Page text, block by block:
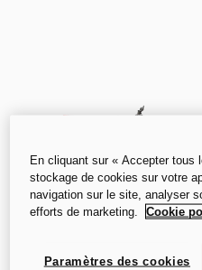
V2 S
En cliquant sur « Accepter
stockage de cookies sur votre
navigation sur le site, analyser
efforts de marketing.
Cookie
Paramètres des cookies